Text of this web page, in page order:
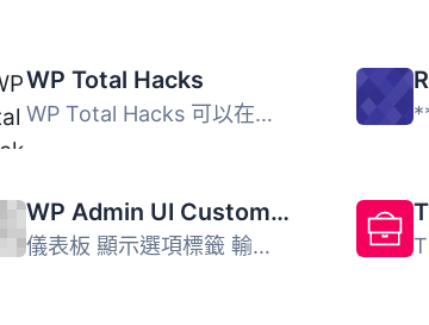
WP Total Hacks
WP Total Hacks 可以在您的 WordPress 網站上自訂超過 20 個...
WP Admin UI Customize
儀表板 顯示選項標籤 輸出 - 元網站 管理工具列 (Toolbar) ...